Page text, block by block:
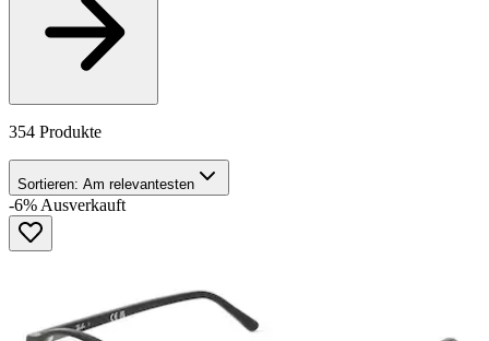
354 Produkte
Sortieren: Am relevantesten
-6% Ausverkauft